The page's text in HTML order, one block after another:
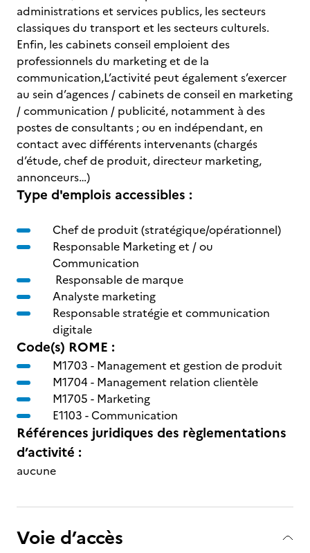
administrations et services publics, les secteurs
classiques du transport et les secteurs culturels.
Enfin, les cabinets conseil emploient des
professionnels du marketing et de la
communication,L’activité peut également s’exercer
au sein d’agences / cabinets de conseil en marketing
/ communication / publicité, notamment à des
postes de consultants ; ou en indépendant, en
contact avec différents intervenants (chargés
d’étude, chef de produit, directeur marketing,
annonceurs…)
Type d'emplois accessibles :
Chef de produit (stratégique/opérationnel)
Responsable Marketing et / ou
Communication
Responsable de marque
Analyste marketing
Responsable stratégie et communication
digitale
Code(s) ROME :
M1703 - Management et gestion de produit
M1704 - Management relation clientèle
M1705 - Marketing
E1103 -Communication
Références juridiques des règlementations
d’activité :
aucune
Voie d’accès